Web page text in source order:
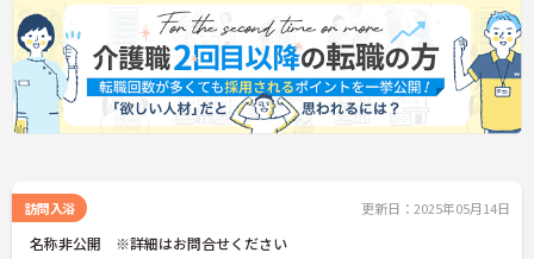
訪問入浴 更新日：2025年05月14日
名称非公開 ※詳細はお問合せください